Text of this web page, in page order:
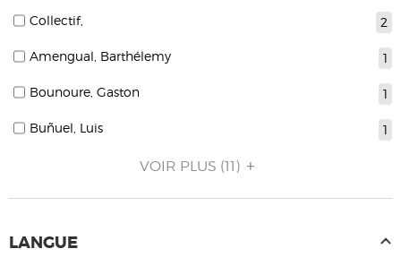
2
Collectif,
1
Amengual, Barthélemy
1
Bounoure, Gaston
1
Buñuel, Luis
VOIR PLUS (11)
LANGUE